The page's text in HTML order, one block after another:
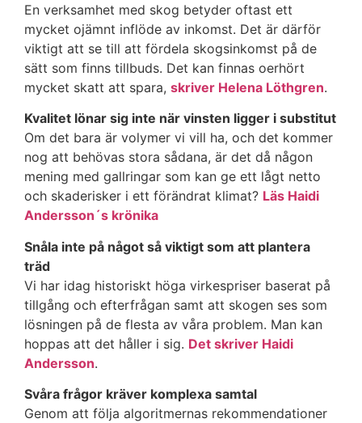
En verksamhet med skog betyder oftast ett
mycket ojämnt inflöde av inkomst. Det är därför
viktigt att se till att fördela skogsinkomst på de
sätt som finns tillbuds. Det kan finnas oerhört
mycket skatt att spara, skriver Helena Löthgren.
Kvalitet lönar sig inte när vinsten ligger i substitut
Om det bara är volymer vi vill ha, och det kommer
nog att behövas stora sådana, är det då någon
mening med gallringar som kan ge ett lågt netto
och skaderisker i ett förändrat klimat? Läs Haidi
Andersson´s krönika
Snåla inte på något så viktigt som att plantera
träd
Vi har idag historiskt höga virkespriser baserat på
tillgång och efterfrågan samt att skogen ses som
lösningen på de flesta av våra problem. Man kan
hoppas att det håller i sig. Det skriver Haidi
Andersson.
Svåra frågor kräver komplexa samtal
Genom att följa algoritmernas rekommendationer